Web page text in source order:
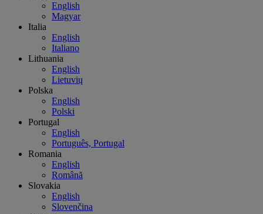
English
Magyar
Italia
English
Italiano
Lithuania
English
Lietuvių
Polska
English
Polski
Portugal
English
Português, Portugal
Romania
English
Română
Slovakia
English
Slovenčina